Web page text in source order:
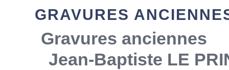
GRAVURES
Gravures anciennes
Jean-Baptiste LE